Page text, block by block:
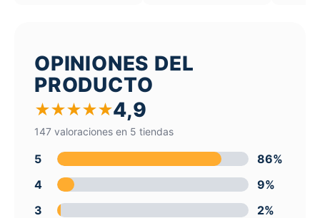
OPINIONES DEL
PRODUCTO
★★★★★4,9
147 valoraciones en 5 tiendas
5
86%
4
9%
3
2%